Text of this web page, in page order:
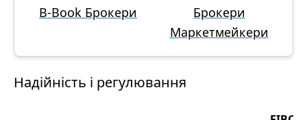
B-Book Брокери
Брокери
Маркетмейкери
Надійність і регулювання